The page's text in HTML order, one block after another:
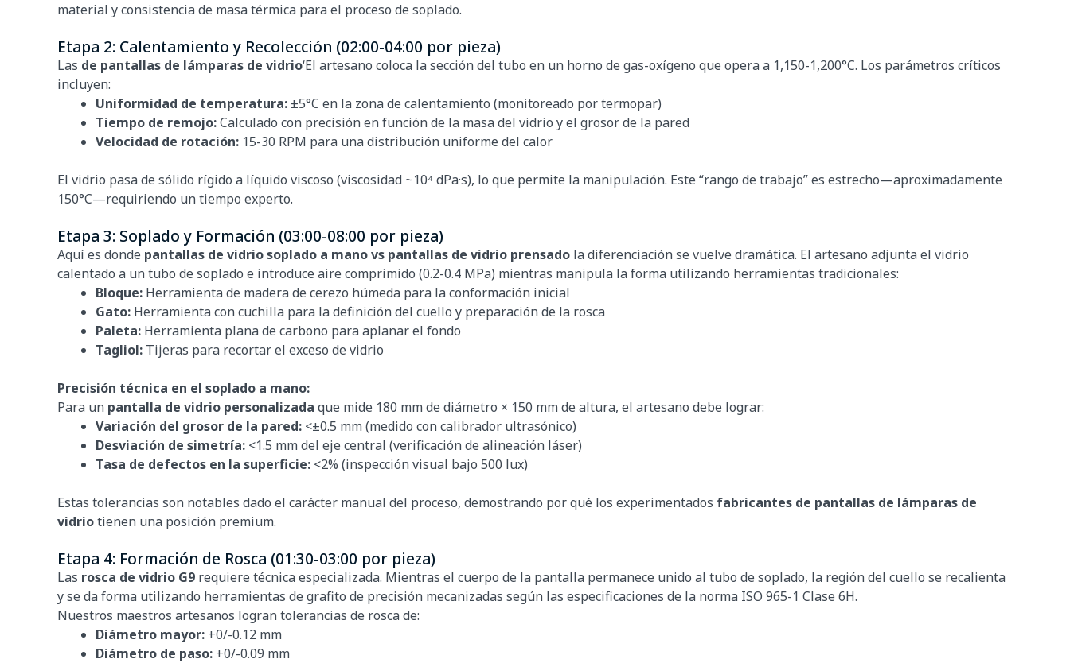
material y consistencia de masa térmica para el proceso de soplado.
Etapa 2: Calentamiento y Recolección (02:00-04:00 por pieza)
Las de pantallas de lámparas de vidrio‘El artesano coloca la sección del tubo en un horno de gas-oxígeno que opera a 1,150-1,200°C. Los parámetros críticos
incluyen:
Uniformidad de temperatura: ±5°C en la zona de calentamiento (monitoreado por termopar)
Tiempo de remojo:Calculado con precisión en función de la masa del vidrio y el grosor de la pared
Velocidad de rotación: 15-30 RPM para una distribución uniforme del calor
El vidrio pasa de sólido rígido a líquido viscoso (viscosidad ~10⁴ dPa·s), lo que permite la manipulación. Este “rango de trabajo” es estrecho—aproximadamente
150°C—requiriendo un tiempo experto.
Etapa 3: Soplado y Formación (03:00-08:00 por pieza)
Aquí es donde pantallas de vidrio soplado a mano vs pantallas de vidrio prensado la diferenciación se vuelve dramática. El artesano adjunta el vidrio
calentado a un tubo de soplado e introduce aire comprimido (0.2-0.4 MPa) mientras manipula la forma utilizando herramientas tradicionales:
Bloque: Herramienta de madera de cerezo húmeda para la conformación inicial
Gato: Herramienta con cuchilla para la definición del cuello y preparación de la rosca
Paleta: Herramienta plana de carbono para aplanar el fondo
Tagliol: Tijeras para recortar el exceso de vidrio
Precisión técnica en el soplado a mano:
Para un pantalla de vidrio personalizada que mide 180 mm de diámetro × 150 mm de altura, el artesano debe lograr:
Variación del grosor de la pared: <±0.5 mm (medido con calibrador ultrasónico)
Desviación de simetría: <1.5 mm del eje central (verificación de alineación láser)
Tasa de defectos en la superficie: <2% (inspección visual bajo 500 lux)
Estas tolerancias son notables dado el carácter manual del proceso, demostrando por qué los experimentados fabricantes de pantallas de lámparas de
vidriotienen una posición premium.
Etapa 4: Formación de Rosca (01:30-03:00 por pieza)
Las rosca de vidrio G9 requiere técnica especializada. Mientras el cuerpo de la pantalla permanece unido al tubo de soplado, la región del cuello se recalienta
y se da forma utilizando herramientas de grafito de precisión mecanizadas según las especificaciones de la norma ISO 965-1 Clase 6H.
Nuestros maestros artesanos logran tolerancias de rosca de:
Diámetro mayor: +0/-0.12 mm
Diámetro de paso: +0/-0.09 mm